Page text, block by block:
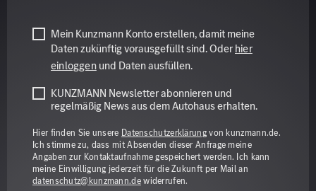
Mein Kunzmann Konto erstellen, damit meine
Daten zukünftig vorausgefüllt sind. Oderhier
einloggenund Daten ausfüllen.
KUNZMANN Newsletter abonnieren und
regelmäßig News aus dem Autohaus erhalten.
Hier finden Sie unsere Datenschutzerklärungvon kunzmann.de.
Ich stimme zu, dass mit Absenden dieser Anfrage meine
Angaben zur Kontaktaufnahme gespeichert werden. Ich kann
meine Einwilligung jederzeit für die Zukunft per Mail an
datenschutz@kunzmann.dewiderrufen.